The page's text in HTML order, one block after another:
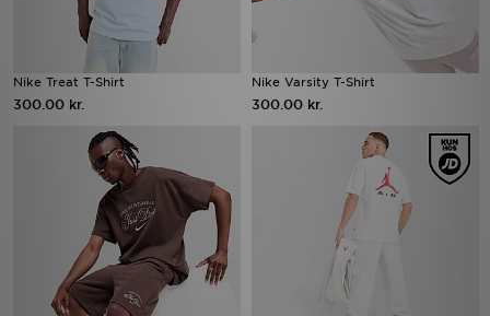
Nike Treat T-Shirt
300.00 kr.
Nike Varsity T-Shirt
300.00 kr.